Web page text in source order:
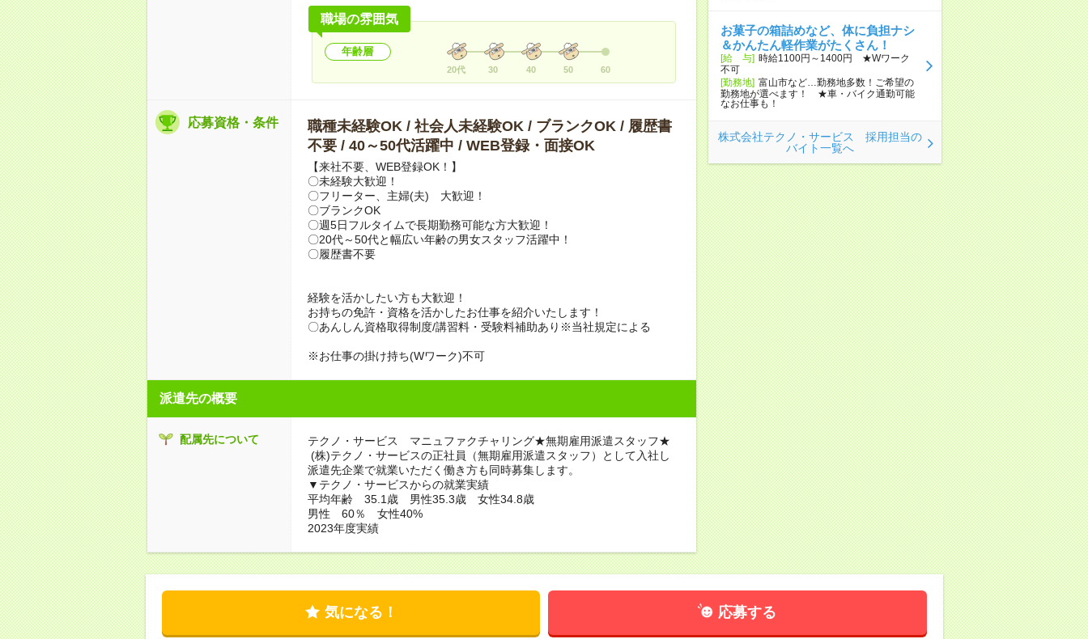
職場の雰囲気
年齢層
20代 30 40 50 60
応募資格・条件
職種未経験OK / 社会人未経験OK / ブランクOK / 履歴書
不要 / 40～50代活躍中 / WEB登録・面接OK
【来社不要、WEB登録OK！】
〇未経験大歓迎！
〇フリーター、主婦(夫) 大歓迎！
〇ブランクOK
〇週5日フルタイムで長期勤務可能な方大歓迎！
〇20代～50代と幅広い年齢の男女スタッフ活躍中！
〇履歴書不要
経験を活かしたい方も大歓迎！
お持ちの免許・資格を活かしたお仕事を紹介いたします！
〇あんしん資格取得制度/講習料・受験料補助あり※当社規定による
※お仕事の掛け持ち(Wワーク)不可
派遣先の概要
配属先について
テクノ・サービス マニュファクチャリング★無期雇用派遣スタッフ★
(株)テクノ・サービスの正社員（無期雇用派遣スタッフ）として入社し
派遣先企業で就業いただく働き方も同時募集します。
▼テクノ・サービスからの就業実績
平均年齢 35.1歳 男性35.3歳 女性34.8歳
男性 60％ 女性40%
2023年度実績
お菓子の箱詰めなど、体に負担ナシ
＆かんたん軽作業がたくさん！
[給 与] 時給1100円～1400円 ★Wワーク
不可
[勤務地] 富山市など…勤務地多数！ご希望の
勤務地が選べます！ ★車・バイク通勤可能
なお仕事も！
株式会社テクノ・サービス 採用担当の
バイト一覧へ
気になる！ 応募する